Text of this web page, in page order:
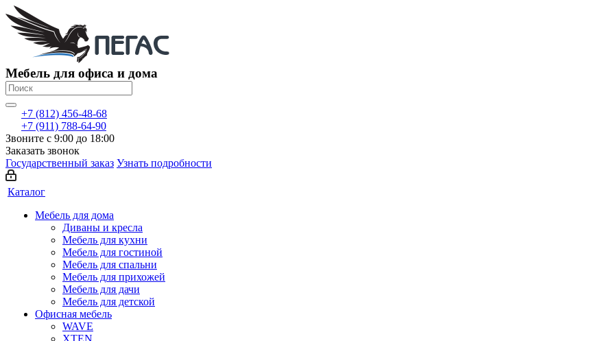
Мебель для офиса и дома
+7 (812) 456-48-68
+7 (911) 788-64-90
Звоните с 9:00 до 18:00
Заказать звонок
Государственный заказ Узнать подробности
Каталог
Мебель для дома
Диваны и кресла
Мебель для кухни
Мебель для гостиной
Мебель для спальни
Мебель для прихожей
Мебель для дачи
Мебель для детской
Офисная мебель
WAVE
XTEN